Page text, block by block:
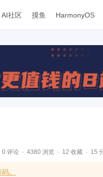
AI社区 摸鱼 HarmonyOS
0 评论 4380 浏览 12 收藏 15
。